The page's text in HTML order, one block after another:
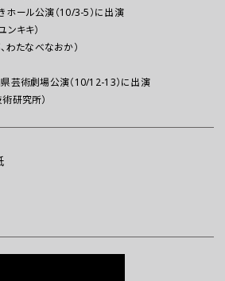
ール公演（10/3-5）に出演
ンキキ）
わたなべなおか）
芸術劇場公演（10/12-13）に出演
研究所）